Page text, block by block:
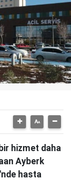
hizmet daha
Ayberk
hasta